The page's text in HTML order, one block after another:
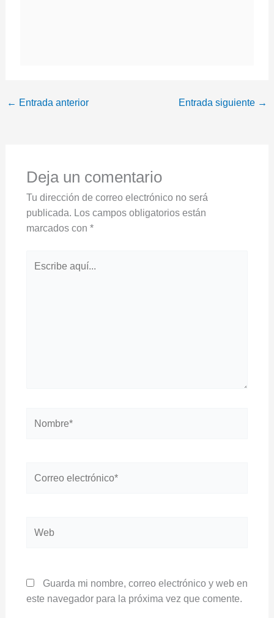
← Entrada anterior Entrada siguiente →
Deja un comentario
Tu dirección de correo electrónico no será
publicada. Los campos obligatorios están
marcados con *
aquí...
electrónico*
Guarda mi nombre, correo electrónico y web en
este navegador para la próxima vez que comente.